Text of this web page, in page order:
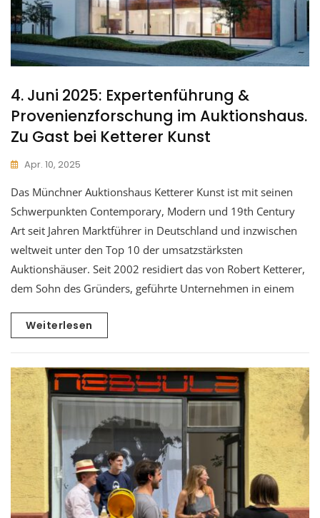
4. Juni 2025: Expertenführung &
Provenienzforschung im Auktionshaus.
Zu Gast bei Ketterer Kunst
Apr. 10, 2025
Das Münchner Auktionshaus Ketterer Kunst ist mit seinen
Schwerpunkten Contemporary, Modern und 19th Century
Art seit Jahren Marktführer in Deutschland und inzwischen
weltweit unter den Top 10 der umsatzstärksten
Auktionshäuser. Seit 2002 residiert das von Robert Ketterer,
dem Sohn des Gründers, geführte Unternehmen in einem
Weiterlesen